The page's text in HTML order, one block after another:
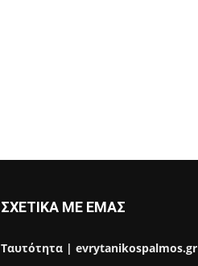
ΣΧΕΤΙΚΑ ΜΕ ΕΜΑΣ
Ταυτότητα | evrytanikospalmos.gr